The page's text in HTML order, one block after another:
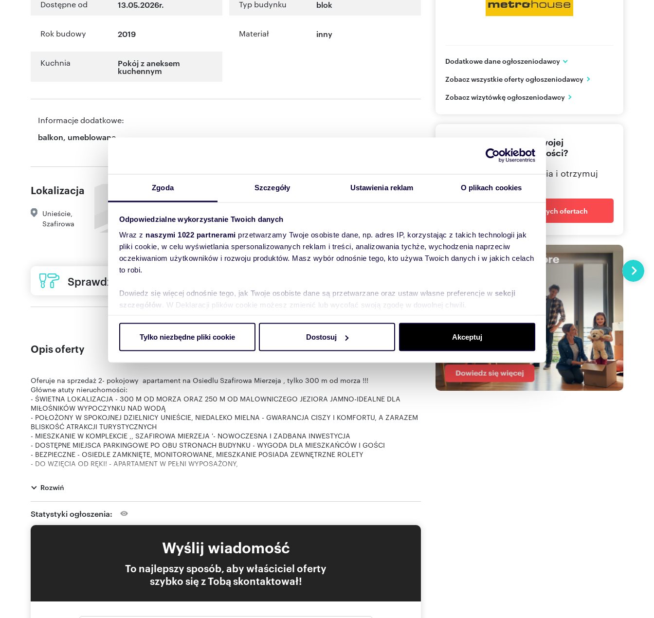
Zgoda Szczegóły Ustawienia reklam O plikach cookies
Odpowiedzialne wykorzystanie Twoich danych
Wraz z naszymi 1022 partnerami przetwarzamy Twoje osobiste dane, np. adres IP, korzystając z takich technologii jak
pliki cookie, w celu wyświetlania spersonalizowanych reklam i treści, analizowania tychże, wychodzenia naprzeciw
oczekiwaniom użytkowników i rozwoju produktów. Masz wybór odnośnie tego, kto używa Twoich danych i w jakich celach
to robi.
Dowiedz się więcej odnośnie tego, jak Twoje osobiste dane są przetwarzane oraz ustaw własne preferencje w sekcji
szczegółów . W Deklaracji plików cookie możesz zmienić lub wycofać swoją zgodę w dowolnej chwili.
ruch w naszej witrynie. Informacje o tym, jak korzystasz z naszej witryny, udostępniamy partnerom społecznościowym,
reklamowym i analitycznym. Partnerzy mogą połączyć te informacje z innymi danymi otrzymanymi od Ciebie lub
uzyskanymi podczas korzystania z ich usług.
Tylko niezbędne pliki cookie Dostosuj Akceptuj
Dostępne od 13.05.2026r. Typ budynku blok
Rok budowy 2019 Materiał inny
Kuchnia Pokój z aneksem
kuchennym
Informacje dodatkowe:
balkon, umeblowane
Lokalizacja
Unieście
Szafirowa
Sprawdź ofertę usług remontowych
Opis oferty
Oferuje na sprzedaż 2- pokojowy apartament na Osiedlu Szafirowa Mierzeja , tylko 300 m od morza !!!
Główne atuty nieruchomości:
- ŚWIETNA LOKALIZACJA - 300 M OD MORZA ORAZ 250 M OD MALOWNICZEGO JEZIORA JAMNO-IDEALNE DLA
MIŁOŚNIKÓW WYPOCZYNKU NAD WODĄ
- POŁOŻONY W SPOKOJNEJ DZIELNICY UNIEŚCIE, NIEDALEKO MIELNA - GWARANCJA CISZY I KOMFORTU, A ZARAZEM
BLISKOŚĆ ATRAKCJI TURYSTYCZNYCH
- MIESZKANIE W KOMPLEKCIE ,, SZAFIROWA MIERZEJA '- NOWOCZESNA I ZADBANA INWESTYCJA
- DOSTĘPNE MIEJSCA PARKINGOWE PO OBU STRONACH BUDYNKU - WYGODA DLA MIESZKAŃCÓW I GOŚCI
- BEZPIECZNE - OSIEDLE ZAMKNIĘTE, MONITOROWANE, MIESZKANIE POSIADA ZEWNĘTRZNE ROLETY
- DO WZIĘCIA OD RĘKI! - APARTAMENT W PEŁNI WYPOSAŻONY,
- pokój dzienny z aneksem kuchennym
- pokój sypialniany
- łazienka z wc
Typ ogrzewania: piec gazowy dwufunkcyjny
Typ własności: własność, księga wieczysta bez żadnych obciążeń
Szafirowa Mierzeja to kompleks dwóch nowocześnie wykończonych budynków zlokalizowanych w spokojnej części
Inwestycja z 2019 roku znajduje przy ulicy Szafirowej, położona na mierzei w odległości ok. 300 metrów od morza
Bałtyckiego, blisko zejścia na szeroką plażę oraz 250 metrów od jeziora Jamno (w linii prostej).
Mieszkanie usytuowane jest na drugim piętrze o powierzchni 39 m2. Posiada przestronny balkon o powierzchni 8.6
Rozwiń
Statystyki ogłoszenia:
Wyślij wiadomość
To najlepszy sposób, aby właściciel oferty
szybko się z Tobą skontaktował!
Dodatkowe dane ogłoszeniodawcy
Warszawa
PL
Zobacz wszystkie oferty ogłoszeniodawcy
Zobacz wizytówkę ogłoszeniodawcy
Nie znalazłeś jeszcze swojej
wymarzonej nieruchomości?
Określ swoje oczekiwania i otrzymuj
dopasowane oferty
Powiadom o nowych ofertach